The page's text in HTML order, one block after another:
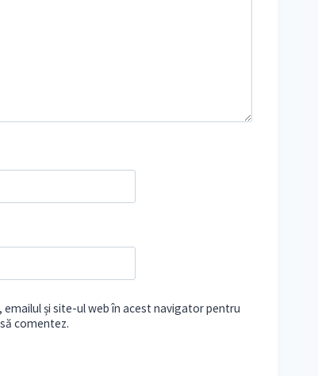
emailul și site-ul web în acest navigator pentru
comentez.